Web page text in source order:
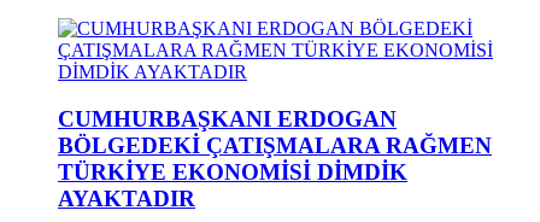
CUMHURBAŞKANI ERDOGAN
BÖLGEDEKİ ÇATIŞMALARA RAĞMEN
TÜRKİYE EKONOMİSİ DİMDİK
AYAKTADIR